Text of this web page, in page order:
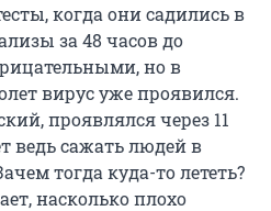
когда они садились в
за 48 часов до
но в
вирус уже проявился.
проявлялся через 11
ведь сажать людей в
тогда куда-то лететь?
насколько плохо